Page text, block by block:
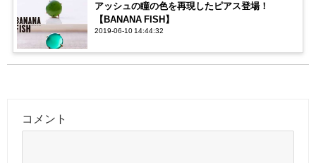
アッシュの瞳の色を再現したピアス登場！
【BANANA FISH】
2019-06-10 14:44:32
コメント